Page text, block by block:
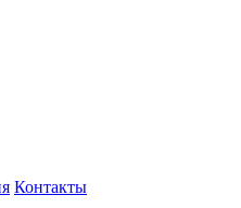
Контакты